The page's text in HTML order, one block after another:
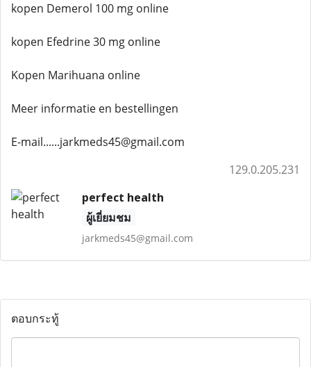
kopen Demerol 100 mg online
kopen Efedrine 30 mg online
Kopen Marihuana online
Meer informatie en bestellingen
E-mail......jarkmeds45@gmail.com
129.0.205.231
perfect health
ผู้เยี่ยมชม
jarkmeds45@gmail.com
ตอบกระทู้